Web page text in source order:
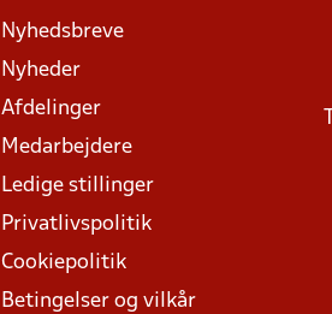
Nyhedsbreve
Nyheder
Afdelinger
Medarbejdere
Ledige stillinger
Privatlivspolitik
Cookiepolitik
Betingelser og vilkår